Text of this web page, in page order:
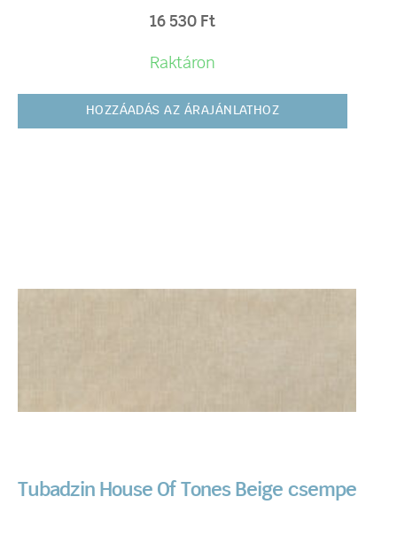
16 530 Ft
Raktáron
HOZZÁADÁS AZ ÁRAJÁNLATHOZ
Tubadzin House Of Tones Beige csempe